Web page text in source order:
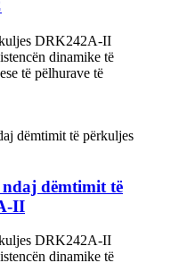
DRK242A-II
dinamike të
të pëlhurave të
ndaj dëmtimit të
II
DRK242A-II
dinamike të